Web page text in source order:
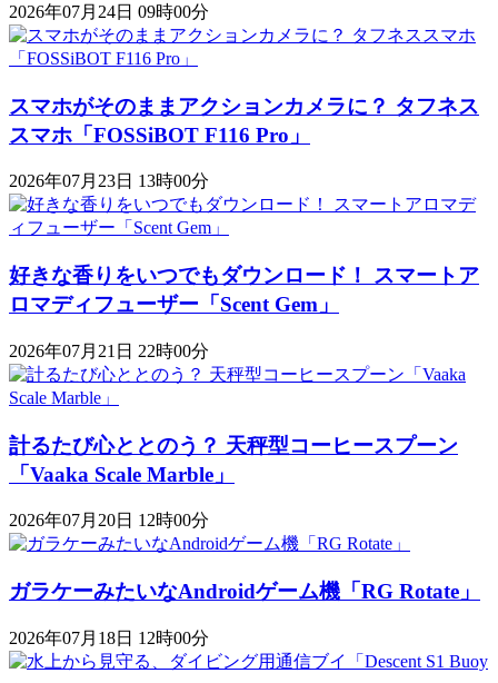
2026年07月24日 09時00分
スマホがそのままアクションカメラに？ タフネス
スマホ「FOSSiBOT F116 Pro」
2026年07月23日 13時00分
好きな香りをいつでもダウンロード！ スマートア
ロマディフューザー「Scent Gem」
2026年07月21日 22時00分
計るたび心ととのう？ 天秤型コーヒースプーン
「Vaaka Scale Marble」
2026年07月20日 12時00分
ガラケーみたいなAndroidゲーム機「RG Rotate」
2026年07月18日 12時00分